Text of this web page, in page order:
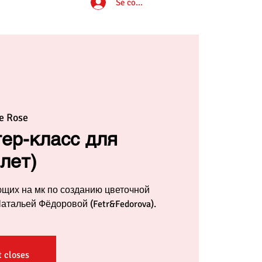
Rose
класс для
на мк по созданию цветочной
Фёдоровой (Fetr&Fedorova).
closes